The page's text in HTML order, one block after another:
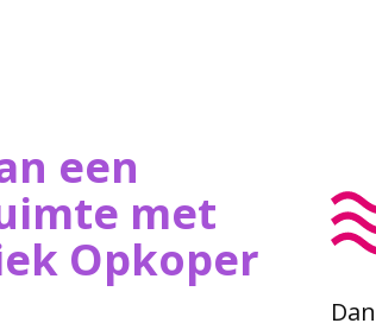
een
met
Opkoper